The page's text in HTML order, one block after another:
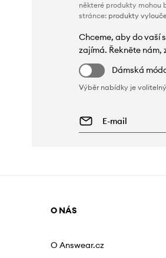
některé produkty mohou
stránce: produkty
Chceme, aby do vaší
zajímá. Řekněte nám,
Dámská
Výběr nabídky je
O NÁS
O Answear.cz